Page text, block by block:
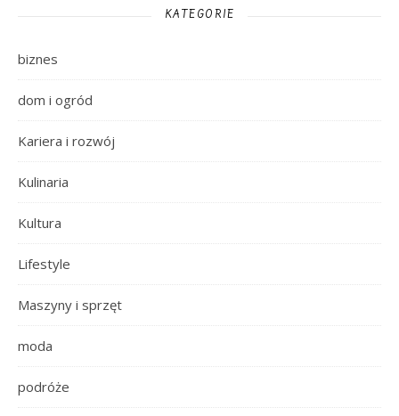
KATEGORIE
biznes
dom i ogród
Kariera i rozwój
Kulinaria
Kultura
Lifestyle
Maszyny i sprzęt
moda
podróże